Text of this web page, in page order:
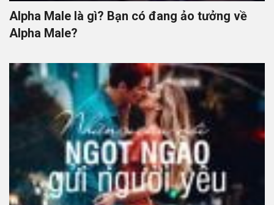
Alpha Male là gì? Bạn có đang ảo tưởng về
Alpha Male?